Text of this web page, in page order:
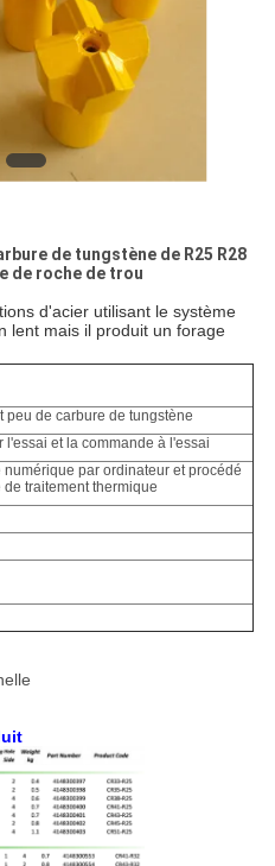
de tungstène de R25 R28
de roche de trou
d'acier utilisant le système
lent mais il produit un forage
peu de carbure de tungstène
l'essai et la commande à l'essai
numérique par ordinateur et procédé
traitement thermique